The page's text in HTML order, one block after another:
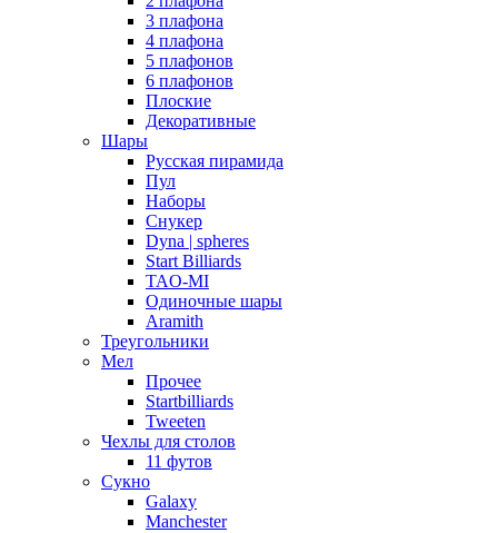
3 плафона
4 плафона
5 плафонов
6 плафонов
Плоские
Декоративные
Шары
Русская пирамида
Пул
Наборы
Снукер
Dyna | spheres
Start Billiards
TAO-MI
Одиночные шары
Aramith
Треугольники
Мел
Прочее
Startbilliards
Tweeten
Чехлы для столов
11 футов
Сукно
Galaxy
Manchester